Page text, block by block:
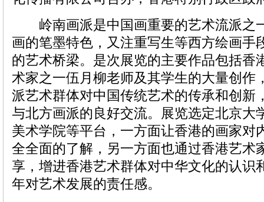
岭南画派是中国画重要的艺术流派之
画的笔墨特色，又注重写生等西方绘画手
的艺术桥梁。是次展览的主要作品包括香
术家之一伍月柳老师及其学生的大量创作
派艺术群体对中国传统艺术的传承和创新
与北方画派的良好交流。展览选定北京大
美术学院等平台，一方面让香港的画家对
全全面的了解，另一方面也通过香港艺术
享，增进香港艺术群体对中华文化的认识
年对艺术发展的责任感。